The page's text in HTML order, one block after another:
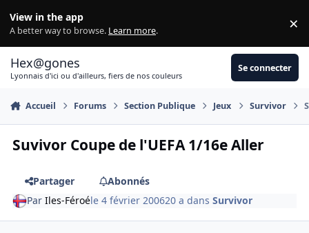
View in the app
A better way to browse. Learn more. ×
Hex@gones
Lyonnais d'ici ou d'ailleurs, fiers de nos couleurs
Se connecter
Accueil Forums Section Publique Jeux Survivor
Suvivor Coupe de l'UEFA 1/16e Aller
Partager
Abonnés
ParIles-Féroéle 4 février 200620 a dansSurvivor